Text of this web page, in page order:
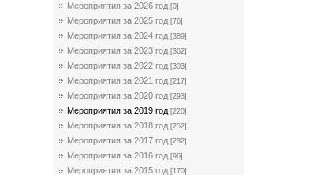
Мероприятия за 2026 год [0]
Мероприятия за 2025 год [76]
Мероприятия за 2024 год [389]
Мероприятия за 2023 год [362]
Мероприятия за 2022 год [303]
Мероприятия за 2021 год [217]
Мероприятия за 2020 год [293]
Мероприятия за 2019 год [220]
Мероприятия за 2018 год [252]
Мероприятия за 2017 год [232]
Мероприятия за 2016 год [96]
Мероприятия за 2015 год [170]